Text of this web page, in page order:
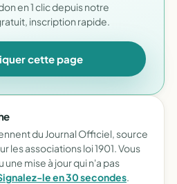
en 1 clic depuis notre
inscription rapide.
cette page
du Journal Officiel, source
les associations loi 1901. Vous
mise à jour qui n'a pas
le en 30 secondes.